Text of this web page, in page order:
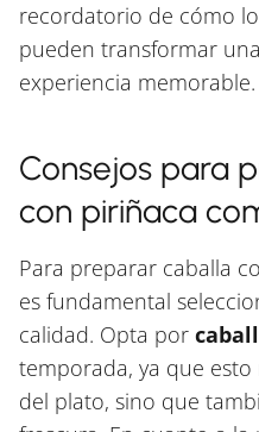
recordatorio de cómo
pueden transformar
experiencia memorable.
Consejos para
con piriñaca
Para preparar caballa
es fundamental
calidad. Opta por
temporada, ya que
del plato, sino que